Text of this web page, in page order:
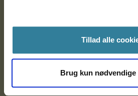
Tillad alle
Brug kun nødvendige
EAN: 57 98 000 35 48 21
Om Ankestyrelsen